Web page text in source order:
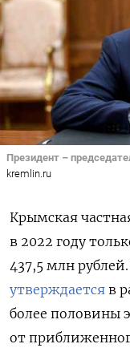
Президент –
kremlin.ru
Крымская
в 2022 году
437,5 млн
утверждается в
более половины
от